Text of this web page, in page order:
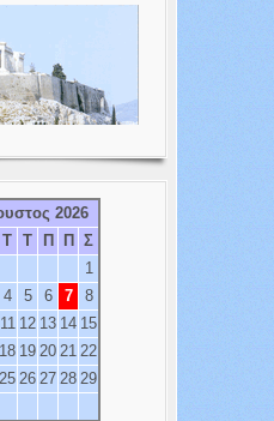
2026
Τ Τ Π Π
Σ
1
4 5 6 7
8
11 12 13 14 15
18 19 20 21 22
25 26 27 28 29